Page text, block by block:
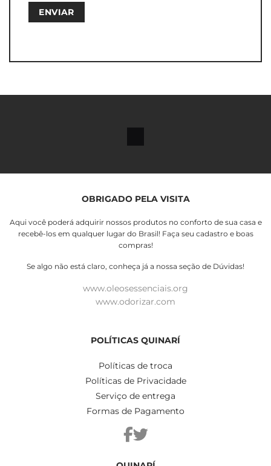
OBRIGADO PELA VISITA
Aqui você poderá adquirir nossos produtos no conforto de sua casa e
recebê-los em qualquer lugar do Brasil! Faça seu cadastro e boas
compras!
Se algo não está claro, conheça já a nossa seção de Dúvidas!
www.oleosessenciais.org
www.odorizar.com
POLÍTICAS QUINARÍ
Políticas de troca
Políticas de Privacidade
Serviço de entrega
Formas de Pagamento